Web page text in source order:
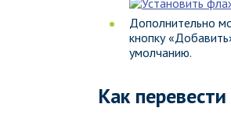
Дополнительно
кнопку
умолчанию.
Как